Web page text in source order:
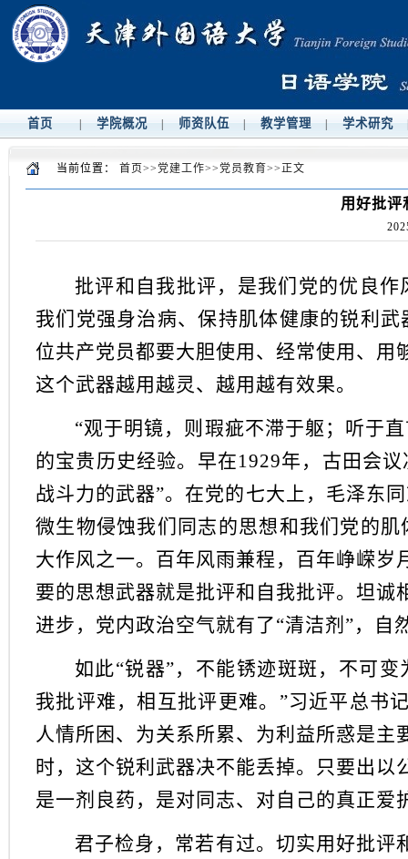
首页 学院概况 师资队伍 教学管理 学术研究
当前位置： 首页>>党建工作>>党员教育>>正文
用好批评
批评和自我批评，是我们党的优良
我们党强身治病、保持肌体健康的锐利
位共产党员都要大胆使用、经常使用、
这个武器越用越灵、越用越有效果。
“观于明镜，则瑕疵不滞于躯；听于
的宝贵历史经验。早在1929年，古田会
战斗力的武器”。在党的七大上，毛泽东
微生物侵蚀我们同志的思想和我们党的
大作风之一。百年风雨兼程，百年峥嵘
要的思想武器就是批评和自我批评。坦
进步，党内政治空气就有了“清洁剂”，自
如此“锐器”，不能锈迹斑斑，不可
我批评难，相互批评更难。”习近平总书
人情所困、为关系所累、为利益所惑是
时，这个锐利武器决不能丢掉。只要出
是一剂良药，是对同志、对自己的真正爱
君子检身，常若有过。切实用好批评